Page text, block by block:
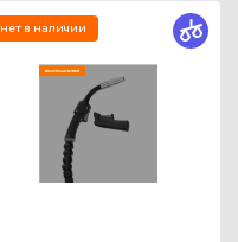
нет в наличии